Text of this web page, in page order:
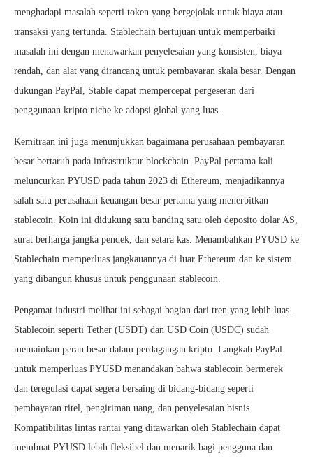
menghadapi masalah seperti token yang bergejolak untuk biaya atau
transaksi yang tertunda. Stablechain bertujuan untuk memperbaiki
masalah ini dengan menawarkan penyelesaian yang konsisten, biaya
rendah, dan alat yang dirancang untuk pembayaran skala besar. Dengan
dukungan PayPal, Stable dapat mempercepat pergeseran dari
penggunaan kripto niche ke adopsi global yang luas.
Kemitraan ini juga menunjukkan bagaimana perusahaan pembayaran
besar bertaruh pada infrastruktur blockchain. PayPal pertama kali
meluncurkan PYUSD pada tahun 2023 di Ethereum, menjadikannya
salah satu perusahaan keuangan besar pertama yang menerbitkan
stablecoin. Koin ini didukung satu banding satu oleh deposito dolar AS,
surat berharga jangka pendek, dan setara kas. Menambahkan PYUSD ke
Stablechain memperluas jangkauannya di luar Ethereum dan ke sistem
yang dibangun khusus untuk penggunaan stablecoin.
Pengamat industri melihat ini sebagai bagian dari tren yang lebih luas.
Stablecoin seperti Tether (USDT) dan USD Coin (USDC) sudah
memainkan peran besar dalam perdagangan kripto. Langkah PayPal
untuk memperluas PYUSD menandakan bahwa stablecoin bermerek
dan teregulasi dapat segera bersaing di bidang-bidang seperti
pembayaran ritel, pengiriman uang, dan penyelesaian bisnis.
Kompatibilitas lintas rantai yang ditawarkan oleh Stablechain dapat
membuat PYUSD lebih fleksibel dan menarik bagi pengguna dan